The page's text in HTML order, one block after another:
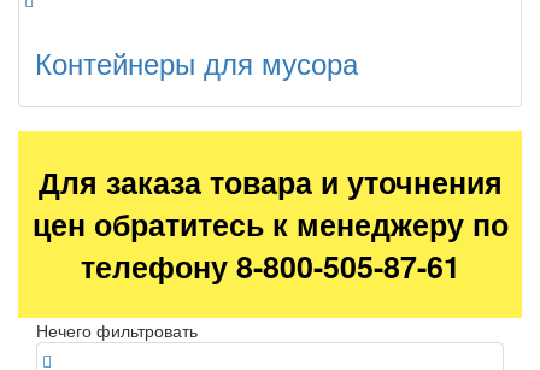
Контейнеры для мусора
Для заказа товара и уточнения
цен обратитесь к менеджеру по
телефону 8-800-505-87-61
Нечего фильтровать